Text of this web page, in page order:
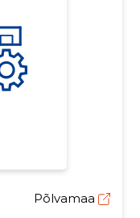
Põlvamaa